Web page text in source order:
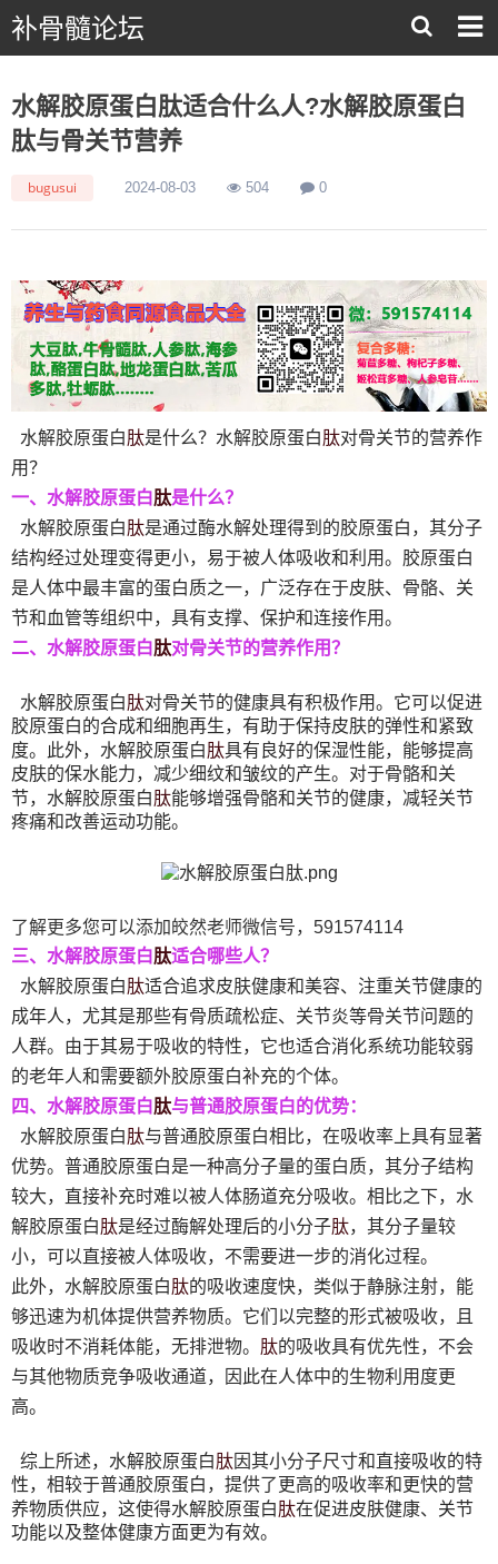
补骨髓论坛
水解胶原蛋白肽适合什么人?水解胶原蛋白
肽与骨关节营养
bugusui 2024-08-03 504 0
水解胶原蛋白肽是什么？水解胶原蛋白肽对骨关节的营养作
用？
一、水解胶原蛋白肽是什么？
水解胶原蛋白肽是通过酶水解处理得到的胶原蛋白，其分子
结构经过处理变得更小，易于被人体吸收和利用。胶原蛋白
是人体中最丰富的蛋白质之一，广泛存在于皮肤、骨骼、关
节和血管等组织中，具有支撑、保护和连接作用。
二、水解胶原蛋白肽对骨关节的营养作用？
水解胶原蛋白肽对骨关节的健康具有积极作用。它可以促进
胶原蛋白的合成和细胞再生，有助于保持皮肤的弹性和紧致
度。此外，水解胶原蛋白肽具有良好的保湿性能，能够提高
皮肤的保水能力，减少细纹和皱纹的产生。对于骨骼和关
节，水解胶原蛋白肽能够增强骨骼和关节的健康，减轻关节
疼痛和改善运动功能。
了解更多您可以添加皎然老师微信号，591574114
三、水解胶原蛋白肽适合哪些人？
水解胶原蛋白肽适合追求皮肤健康和美容、注重关节健康的
成年人，尤其是那些有骨质疏松症、关节炎等骨关节问题的
人群。由于其易于吸收的特性，它也适合消化系统功能较弱
的老年人和需要额外胶原蛋白补充的个体。
四、水解胶原蛋白肽与普通胶原蛋白的优势：
水解胶原蛋白肽与普通胶原蛋白相比，在吸收率上具有显著
优势。普通胶原蛋白是一种高分子量的蛋白质，其分子结构
较大，直接补充时难以被人体肠道充分吸收。相比之下，水
解胶原蛋白肽是经过酶解处理后的小分子肽，其分子量较
小，可以直接被人体吸收，不需要进一步的消化过程。
此外，水解胶原蛋白肽的吸收速度快，类似于静脉注射，能
够迅速为机体提供营养物质。它们以完整的形式被吸收，且
吸收时不消耗体能，无排泄物。 肽的吸收具有优先性，不会
与其他物质竞争吸收通道，因此在人体中的生物利用度更
高。
综上所述，水解胶原蛋白肽因其小分子尺寸和直接吸收的特
性，相较于普通胶原蛋白，提供了更高的吸收率和更快的营
养物质供应，这使得水解胶原蛋白肽在促进皮肤健康、关节
功能以及整体健康方面更为有效。